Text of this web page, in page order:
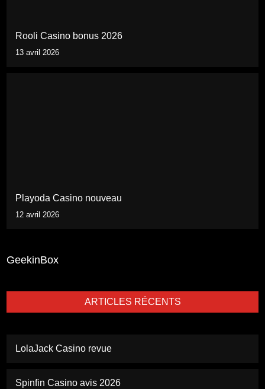
Rooli Casino bonus 2026
13 avril 2026
Playoda Casino nouveau
12 avril 2026
GeekinBox
ARTICLES RÉCENTS
LolaJack Casino revue
Spinfin Casino avis 2026